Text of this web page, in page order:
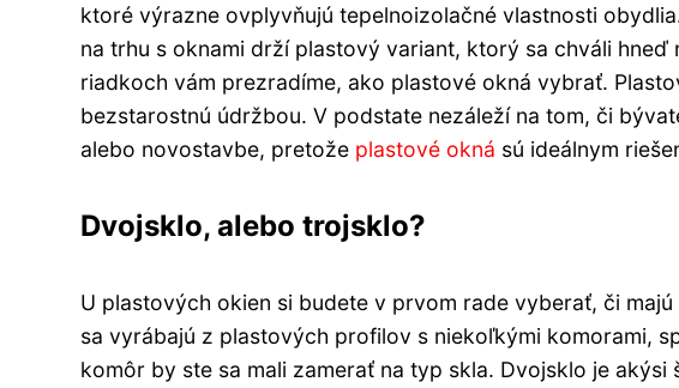
ktoré výrazne ovplyvňujú tepelnoizolačné vlastnosti
na trhu s oknami drží plastový variant, ktorý sa chváli
riadkoch vám prezradíme, ako plastové okná vybrať.
bezstarostnú údržbou. V podstate nezáleží na tom, či
alebo novostavbe, pretože plastové okná sú ideálnym
Dvojsklo, alebo trojsklo?
U plastových okien si budete v prvom rade vyberať, či
sa vyrábajú z plastových profilov s niekoľkými komorami,
komôr by ste sa mali zamerať na typ skla. Dvojsklo je